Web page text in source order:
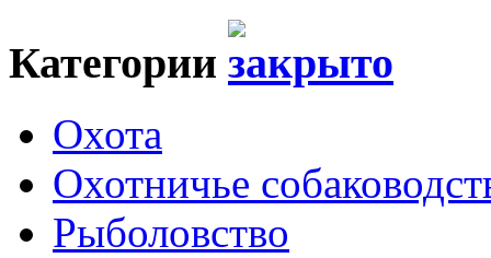
Категории
Охота
Охотничье
Рыболовство